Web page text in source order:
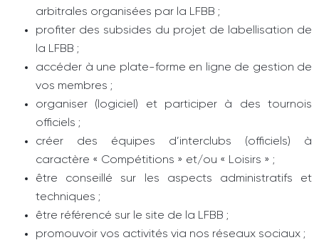
arbitrales organisées par la LFBB ;
profiter des subsides du projet de labellisation de
la LFBB ;
accéder à une plate-forme en ligne de gestion de
vos membres ;
organiser (logiciel) et participer à des tournois
officiels ;
créer des équipes d’interclubs (officiels) à
caractère « Compétitions » et/ou « Loisirs » ;
être conseillé sur les aspects administratifs et
techniques ;
être référencé sur le site de la LFBB ;
promouvoir vos activités via nos réseaux sociaux ;